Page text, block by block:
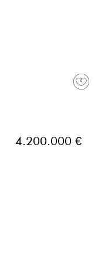
4.200.000 €